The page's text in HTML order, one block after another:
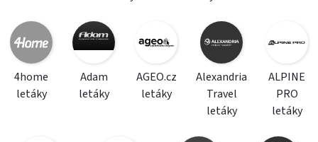
4home
letáky
Adam
letáky
AGEO.cz
letáky
Alexandria
Travel
letáky
ALPINE
PRO
letáky